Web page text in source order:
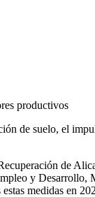
productivos
de suelo, el
de
y Desarrollo,
medidas en